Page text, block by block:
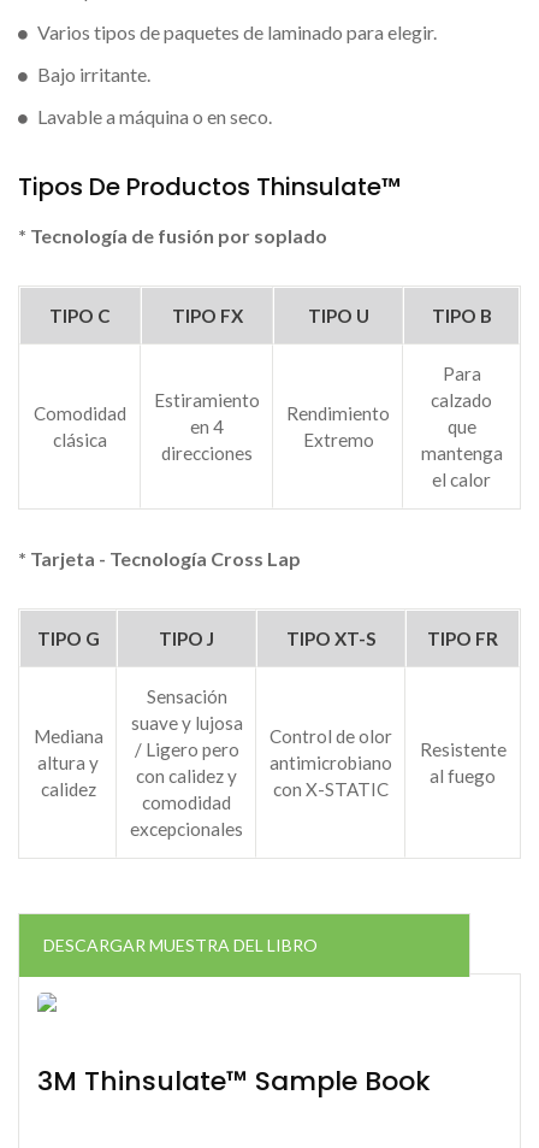
Varios tipos de paquetes de laminado para elegir.
Bajo irritante.
Lavable a máquina o en seco.
Tipos De Productos Thinsulate™
* Tecnología de fusión por soplado
TIPO C TIPO FX TIPO U TIPO B
Comodidad
clásica
Estiramiento
en 4
direcciones
Rendimiento
Extremo
Para
calzado
que
mantenga
el calor
* Tarjeta - Tecnología Cross Lap
TIPO G TIPO J TIPO XT-S TIPO FR
Mediana
altura y
calidez
Sensación
suave y lujosa
/ Ligero pero
con calidez y
comodidad
excepcionales
Control de olor
antimicrobiano
con X-STATIC
Resistente
al fuego
DESCARGAR MUESTRA DEL LIBRO
3M Thinsulate™ Sample Book